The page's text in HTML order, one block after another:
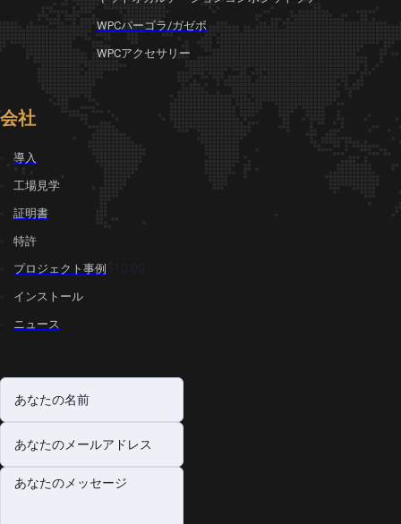
WPCパーゴラ/ガゼボ
WPCアクセサリー
会社
導入
工場見学
証明書
特許
プロジェクト事例 $10.00
インストール
ニュース